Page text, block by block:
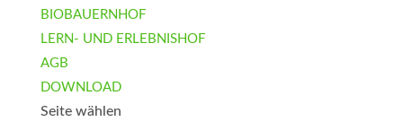
BIOBAUERNHOF
LERN- UND ERLEBNISHOF
AGB
DOWNLOAD
Seite wählen